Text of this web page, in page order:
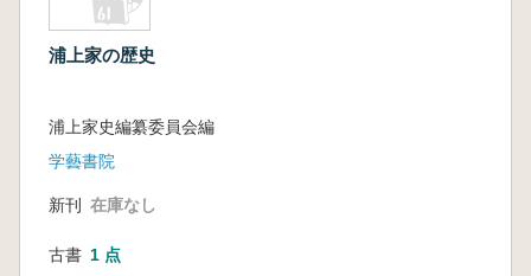
浦上家の歴史
浦上家史編纂委員会編
学藝書院
新刊 在庫なし
古書 1 点